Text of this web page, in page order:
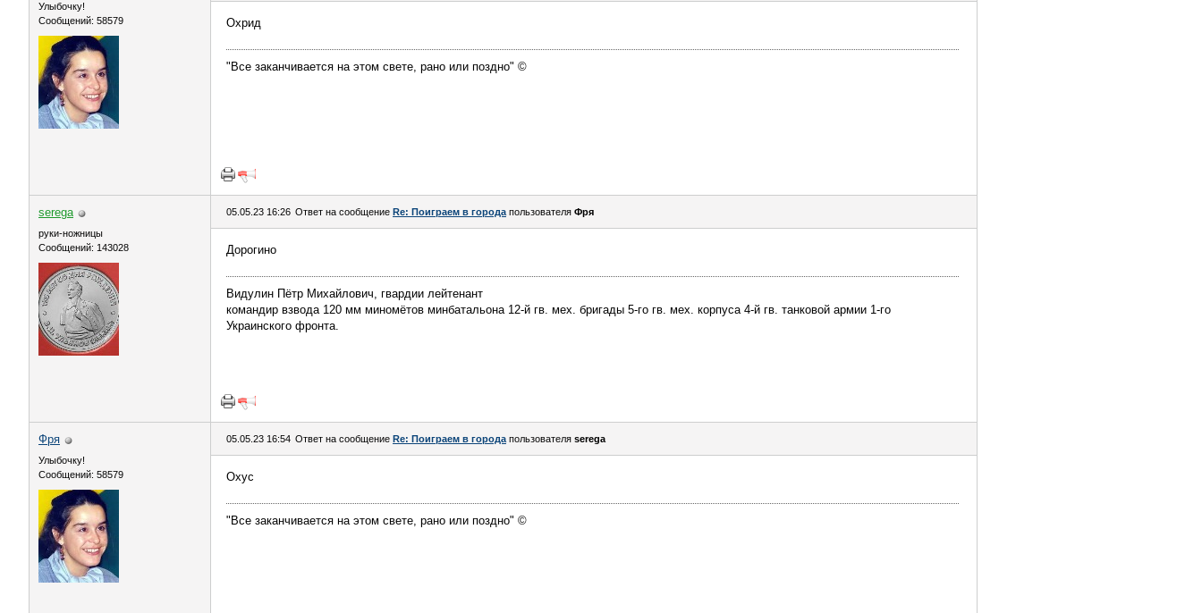
Улыбочку!
Сообщений: 58579
Охрид
"Все заканчивается на этом свете, рано или поздно" ©
serega
руки-ножницы
Сообщений: 143028
05.05.23 16:26 Ответ на сообщение Re: Поиграем в города пользователя Фря
Дорогино
Видулин Пётр Михайлович, гвардии лейтенант
командир взвода 120 мм миномётов минбатальона 12-й гв. мех. бригады 5-го гв. мех. корпуса 4-й гв. танковой армии 1-го
Украинского фронта.
Фря
Улыбочку!
Сообщений: 58579
05.05.23 16:54 Ответ на сообщение Re: Поиграем в города пользователя serega
Охус
"Все заканчивается на этом свете, рано или поздно" ©